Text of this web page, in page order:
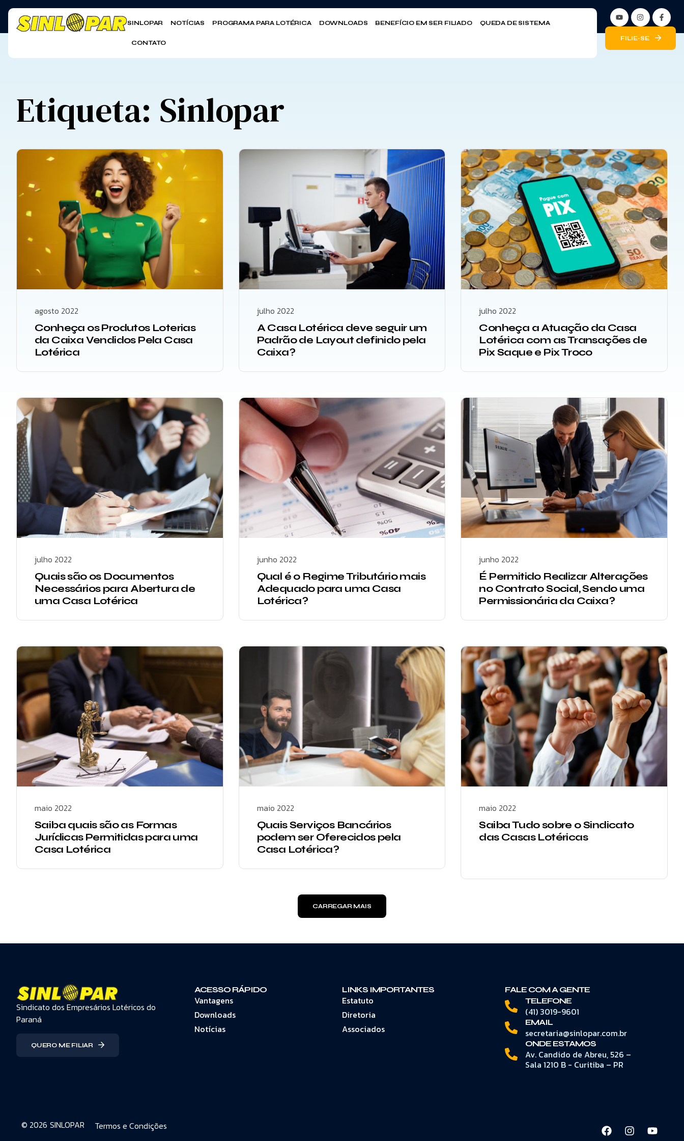
SINLOPAR NOTÍCIAS PROGRAMA PARA LOTÉRICA DOWNLOADS BENEFÍCIO EM SER FILIADO QUEDA DE SISTEMA
CONTATO
FILIE-SE
Etiqueta: Sinlopar
agosto 2022
Conheça os Produtos Loterias
da Caixa Vendidos Pela Casa
Lotérica
julho 2022
A Casa Lotérica deve seguir um
Padrão de Layout definido pela
Caixa?
julho 2022
Conheça a Atuação da Casa
Lotérica com as Transações de
Pix Saque e Pix Troco
julho 2022
Quais são os Documentos
Necessários para Abertura de
uma Casa Lotérica
junho 2022
Qual é o Regime Tributário mais
Adequado para uma Casa
Lotérica?
junho 2022
É Permitido Realizar Alterações
no Contrato Social, Sendo uma
Permissionária da Caixa?
maio 2022
Saiba quais são as Formas
Jurídicas Permitidas para uma
Casa Lotérica
maio 2022
Quais Serviços Bancários
podem ser Oferecidos pela
Casa Lotérica?
maio 2022
Saiba Tudo sobre o Sindicato
das Casas Lotéricas
CARREGAR MAIS
Sindicato dos Empresários Lotéricos do
Paraná
QUERO ME FILIAR
ACESSO RÁPIDO
Vantagens
Downloads
Notícias
LINKS IMPORTANTES
Estatuto
Diretoria
Associados
FALE COM A GENTE
TELEFONE
(41) 3019-9601
EMAIL
secretaria@sinlopar.com.br
ONDE ESTAMOS
Av. Candido de Abreu, 526 –
Sala 1210 B - Curitiba – PR
© 2026 SINLOPAR Termos e Condições